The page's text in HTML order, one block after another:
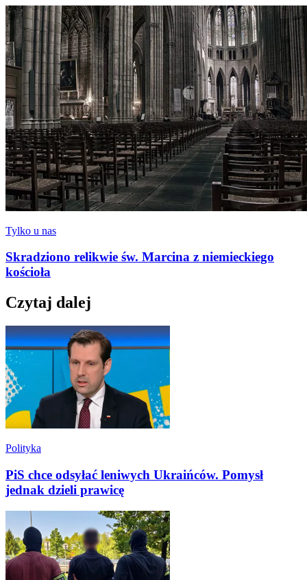
Tylko u nas
Skradziono relikwie św. Marcina z niemieckiego
kościoła
Czytaj dalej
Polityka
PiS chce odsyłać leniwych Ukraińców. Pomysł
jednak dzieli prawicę